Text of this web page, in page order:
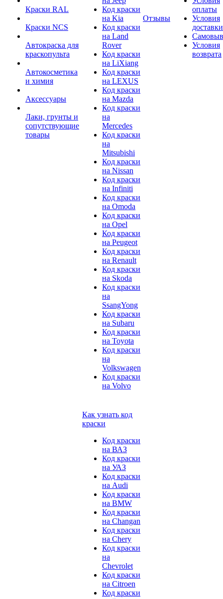
Краски RAL
Краски NCS
Автокраска для
краскопульта
Автокосметика
и химия
Аксессуары
Лаки, грунты и
сопутствующие
товары
Код краски
на Kia
Код краски
на Land
Rover
Код краски
на LiXiang
Код краски
на LEXUS
Код краски
на Mazda
Код краски
на
Mercedes
Код краски
на
Mitsubishi
Код краски
на Nissan
Код краски
на Infiniti
Код краски
на Omoda
Код краски
на Opel
Код краски
на Peugeot
Код краски
на Renault
Код краски
на Skoda
Код краски
на
SsangYong
Код краски
на Subaru
Код краски
на Toyota
Код краски
на
Volkswagen
Код краски
на Volvo
Отзывы
оплаты
Условия
доставки
Условия
возврата
Как узнать код
краски
Код краски
на ВАЗ
Код краски
на УАЗ
Код краски
на Audi
Код краски
на BMW
Код краски
на Changan
Код краски
на Chery
Код краски
на
Chevrolet
Код краски
на Citroen
Код краски